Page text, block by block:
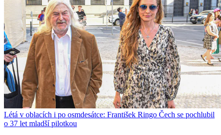
Létá v oblacích i po osmdesátce: František Ringo Čech se pochlubil
o 37 let mladší pilotkou